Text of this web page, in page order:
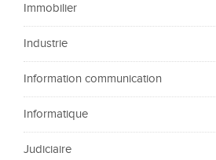
Immobilier
Industrie
Information communication
Informatique
Judiciaire